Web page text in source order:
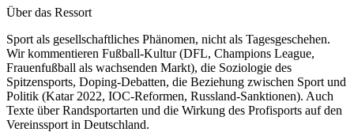
Über das Ressort
Sport als gesellschaftliches Phänomen, nicht als Tagesgeschehen.
Wir kommentieren Fußball-Kultur (DFL, Champions League,
Frauenfußball als wachsenden Markt), die Soziologie des
Spitzensports, Doping-Debatten, die Beziehung zwischen Sport und
Politik (Katar 2022, IOC-Reformen, Russland-Sanktionen). Auch
Texte über Randsportarten und die Wirkung des Profisports auf den
Vereinssport in Deutschland.